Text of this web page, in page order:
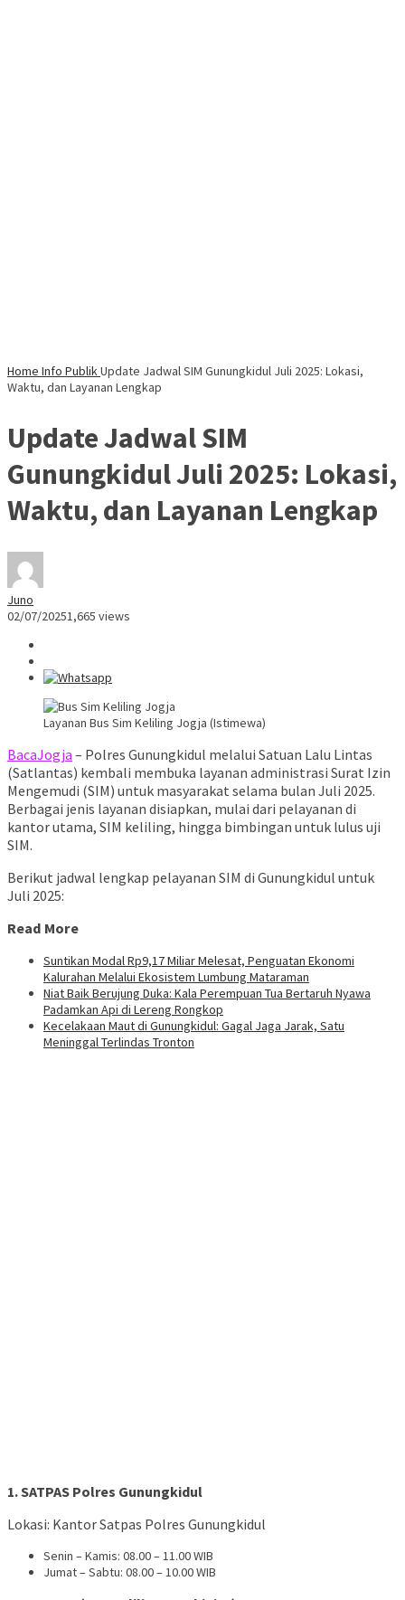
Home Info PublikUpdate Jadwal SIM Gunungkidul Juli 2025: Lokasi,
Waktu, dan Layanan Lengkap
Update Jadwal SIM
Gunungkidul Juli 2025: Lokasi,
Waktu, dan Layanan Lengkap
Juno
02/07/20251,665 views
Layanan Bus Sim Keliling Jogja (Istimewa)
BacaJogja – Polres Gunungkidul melalui Satuan Lalu Lintas
(Satlantas) kembali membuka layanan administrasi Surat Izin
Mengemudi (SIM) untuk masyarakat selama bulan Juli 2025.
Berbagai jenis layanan disiapkan, mulai dari pelayanan di
kantor utama, SIM keliling, hingga bimbingan untuk lulus uji
SIM.
Berikut jadwal lengkap pelayanan SIM di Gunungkidul untuk
Juli 2025:
Read More
Suntikan Modal Rp9,17 Miliar Melesat, Penguatan Ekonomi
Kalurahan Melalui Ekosistem Lumbung Mataraman
Niat Baik Berujung Duka: Kala Perempuan Tua Bertaruh Nyawa
Padamkan Api di Lereng Rongkop
Kecelakaan Maut di Gunungkidul: Gagal Jaga Jarak, Satu
Meninggal Terlindas Tronton
1. SATPAS Polres Gunungkidul
Lokasi: Kantor Satpas Polres Gunungkidul
Senin – Kamis: 08.00 – 11.00 WIB
Jumat – Sabtu: 08.00 – 10.00 WIB